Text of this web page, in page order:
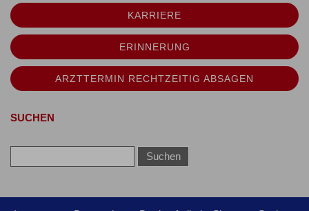
KARRIERE
ERINNERUNG
ARZTTERMIN RECHTZEITIG ABSAGEN
SUCHEN